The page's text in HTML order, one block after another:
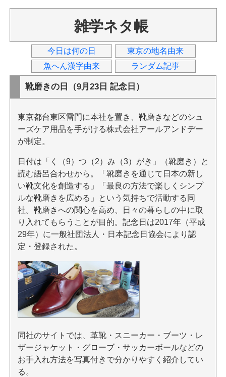
雑学ネタ帳
今日は何の日
東京の地名由来
魚へん漢字由来
ランダム記事
靴磨きの日（9月23日 記念日）
東京都台東区雷門に本社を置き、靴磨きなどのシュ
ーズケア用品を手がける株式会社アールアンドデー
が制定。
日付は「く（9）つ（2）み（3）がき」（靴磨き）と
読む語呂合わせから。「靴磨きを通じて日本の新し
い靴文化を創造する」「最良の方法で楽しくシンプ
ルな靴磨きを広める」という気持ちで活動する同
社。靴磨きへの関心を高め、日々の暮らしの中に取
り入れてもらうことが目的。記念日は2017年（平成
29年）に一般社団法人・日本記念日協会により認
定・登録された。
同社のサイトでは、革靴・スニーカー・ブーツ・レ
ザージャケット・グローブ・サッカーボールなどの
お手入れ方法を写真付きで分かりやすく紹介してい
る。